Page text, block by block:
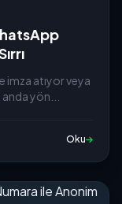
imza atıyor veya
yön...
Oku